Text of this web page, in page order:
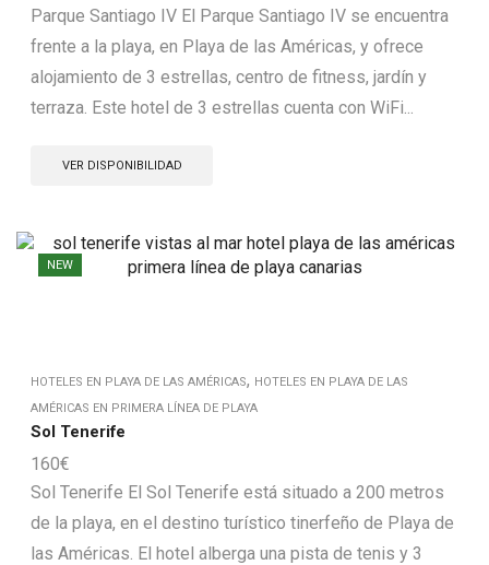
Parque Santiago IV El Parque Santiago IV se encuentra
frente a la playa, en Playa de las Américas, y ofrece
alojamiento de 3 estrellas, centro de fitness, jardín y
terraza. Este hotel de 3 estrellas cuenta con WiFi...
VER DISPONIBILIDAD
NEW
HOTELES EN PLAYA DE LAS AMÉRICAS, HOTELES EN PLAYA DE LAS
AMÉRICAS EN PRIMERA LÍNEA DE PLAYA
Sol Tenerife
160€
Sol Tenerife El Sol Tenerife está situado a 200 metros
de la playa, en el destino turístico tinerfeño de Playa de
las Américas. El hotel alberga una pista de tenis y 3